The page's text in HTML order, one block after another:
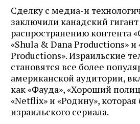
Сделку с медиа-и
заключили канадский
распространению контента
«Shula & Dana Productions» и
Productions». Израильские
становятся все более
американской аудитории,
как «Фауда», «Хороший
«Netflix» и «Родину»,
израильского сериала.